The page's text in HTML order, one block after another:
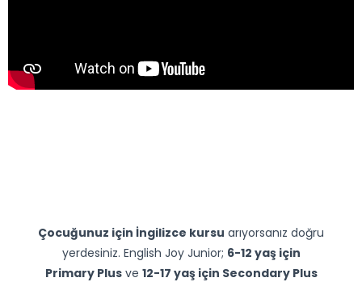
Çocuğunuz için İngilizce kursu arıyorsanız doğru
yerdesiniz. English Joy Junior; 6-12 yaş için
Primary Plusve 12-17 yaş için Secondary Plus